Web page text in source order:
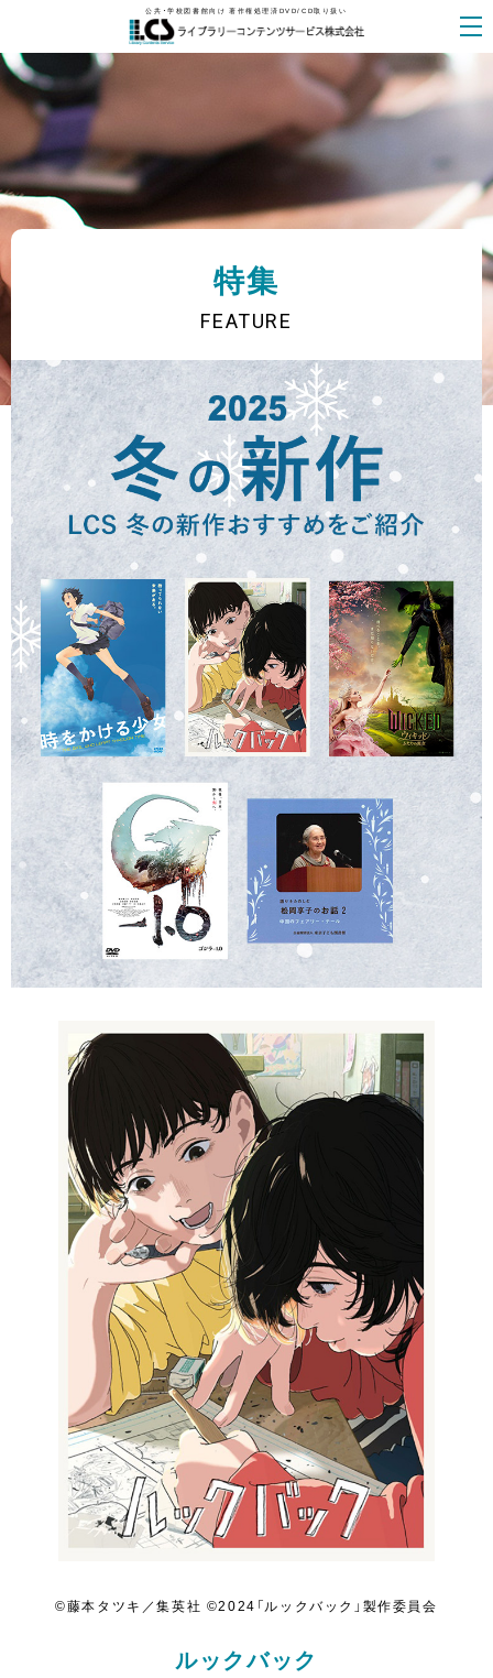
公共・学校図書館向け 著作権処理済DVD/CD取り扱い
特集
FEATURE
©藤本タツキ／集英社 ©2024「ルックバック」製作委員会
ルックバック